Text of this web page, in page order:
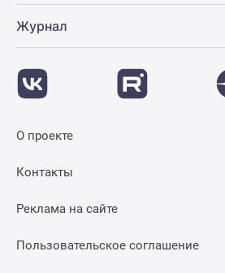
Журнал
О проекте
Контакты
Реклама на сайте
Пользовательское соглашение